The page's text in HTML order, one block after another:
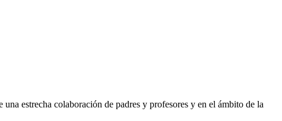
estrecha colaboración de padres y profesores y en el ámbito de la